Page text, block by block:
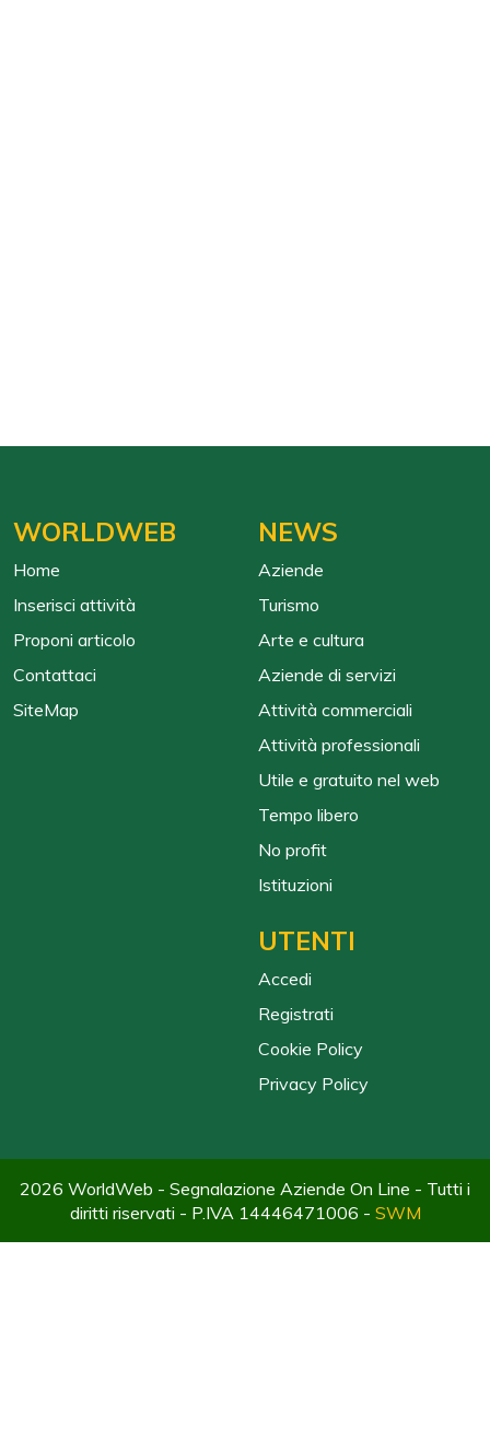
WORLDWEB
Home
Inserisci attività
Proponi articolo
Contattaci
SiteMap
NEWS
Aziende
Turismo
Arte e cultura
Aziende di servizi
Attività commerciali
Attività professionali
Utile e gratuito nel web
Tempo libero
No profit
Istituzioni
UTENTI
Accedi
Registrati
Cookie Policy
Privacy Policy
2026 WorldWeb - Segnalazione Aziende On Line - Tutti i
diritti riservati - P.IVA 14446471006 - SWM